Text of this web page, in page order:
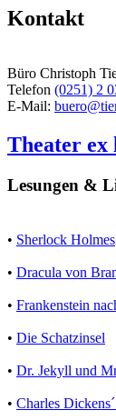
Kontakt
Büro Christoph
Telefon (0251) 2
E-Mail:
Theater
Lesungen &
• Sherlock Holmes
• Dracula von
• Frankenstein
• Die Schatzinsel
• Dr. Jekyll und
• Charles